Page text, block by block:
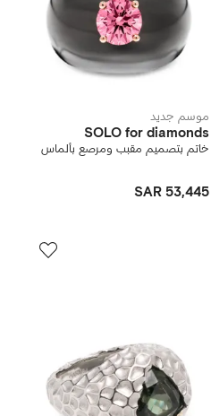
موسم جديد
SOLO for diamonds
خاتم بتصميم مقبب ومرصع بألماس
SAR 53,445